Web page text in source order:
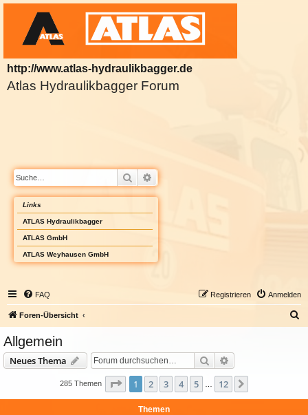
http://www.atlas-hydraulikbagger.de
Atlas Hydraulikbagger Forum
Suche
Links
ATLAS Hydraulikbagger
ATLAS GmbH
ATLAS Weyhausen GmbH
FAQ Anmelden
Registrieren
Foren-Übersicht
Allgemein
Neues Thema Suche
285 Themen Seite 1von 12
1 2 3 4 5 12
Themen